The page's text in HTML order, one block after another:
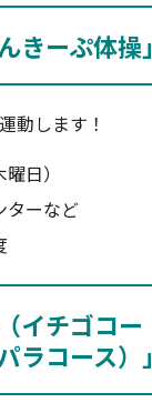
きーぷ体操」
動します！
日）
ターなど
イチゴコー
ラコース）」